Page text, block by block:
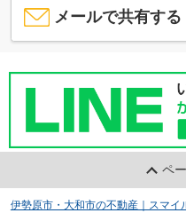
メールで共有する
ペ
伊勢原市・大和市の不動産｜スマイ